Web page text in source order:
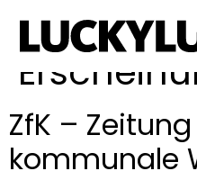
ZfK –
kommunale